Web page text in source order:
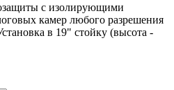
с изолирующими
камер любого разрешения
в 19" стойку (высота -